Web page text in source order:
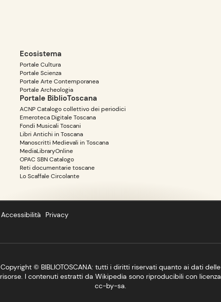
Ecosistema
Portale Cultura
Portale Scienza
Portale Arte Contemporanea
Portale Archeologia
Portale BiblioToscana
ACNP Catalogo collettivo dei periodici
Emeroteca Digitale Toscana
Fondi Musicali Toscani
Libri Antichi in Toscana
Manoscritti Medievali in Toscana
MediaLibraryOnline
OPAC SBN Catalogo
Reti documentarie toscane
Lo Scaffale Circolante
Accessibilità Privacy
Copyright © BIBLIOTOSCANA: tutti i diritti riservati quanto ai dati delle
risorse. I contenuti estratti da Wikipedia sono riproducibili con licenza
cc-by-sa.